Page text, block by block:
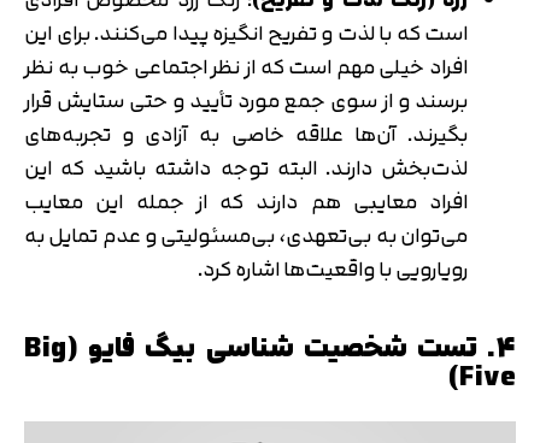
است که با لذت و تفریح انگیزه پیدا می‌کنند. برای این
افراد خیلی مهم است که از نظر اجتماعی خوب به نظر
برسند و از سوی جمع مورد تأیید و حتی ستایش قرار
بگیرند. آن‌ها علاقه خاصی به آزادی و تجربه‌های
لذت‌بخش دارند. البته توجه داشته باشید که این
افراد معایبی هم دارند که از جمله این معایب
می‌توان به بی‌تعهدی، بی‌مسئولیتی و عدم تمایل به
رویارویی با واقعیت‌ها اشاره کرد.
4. تست شخصیت شناسی بیگ فایو (Big
Five)